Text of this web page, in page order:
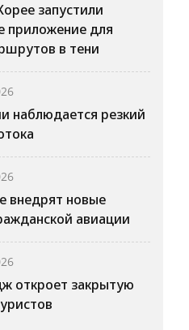
запустили
приложение для
в тени
наблюдается резкий
внедрят новые
авиации
откроет закрытую